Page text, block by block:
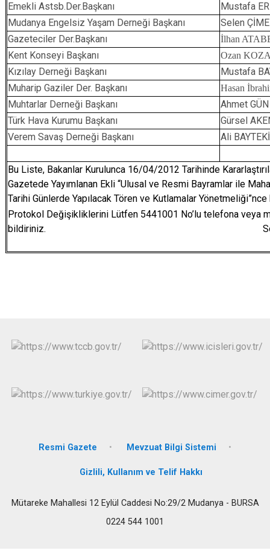
Emekli Astsb.Der.Başkanı
Mustafa
Mudanya Engelsiz Yaşam Derneği Başkanı
Selen
Gazeteciler Der.Başkanı
İlhan
Kent Konseyi Başkanı Ozan
Kızılay Derneği Başkanı
Mustafa
Muharip Gaziler Der. Başkanı
Hasan
Muhtarlar Derneği Başkanı
Ahmet GÜN
Türk Hava Kurumu Başkanı
Gürsel
Verem Savaş Derneği Başkanı
Ali
Bu Liste, Bakanlar Kurulunca 16/04/2012 Tarihinde
Gazetede Yayımlanan Ekli “Ulusal ve Resmi Bayramlar ile
Tarihi Günlerde Yapılacak Tören ve Kutlamalar Yönetmeliği”nce
Protokol Değişikliklerini Lütfen 5441001 No’lu telefona veya
bildiriniz. Son Güncelleme
Resmi Gazete Mevzuat Bilgi Sistemi
Gizlili, Kullanım ve Telif Hakkı
Mütareke Mahallesi 12 Eylül Caddesi No:29/2 Mudanya - BURSA
0224 544 1001